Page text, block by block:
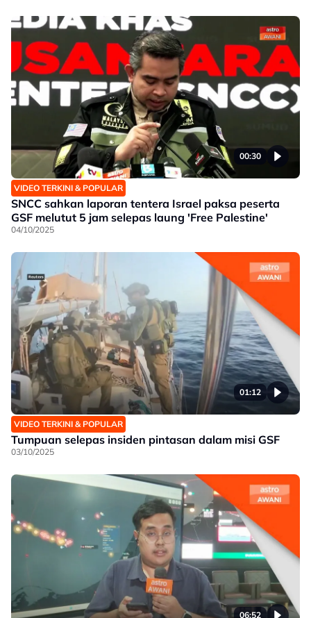
00:30
VIDEO TERKINI & POPULAR
SNCC sahkan laporan tentera Israel paksa peserta
GSF melutut 5 jam selepas laung 'Free Palestine'
04/10/2025
01:12
VIDEO TERKINI & POPULAR
Tumpuan selepas insiden pintasan dalam misi GSF
03/10/2025
06:52